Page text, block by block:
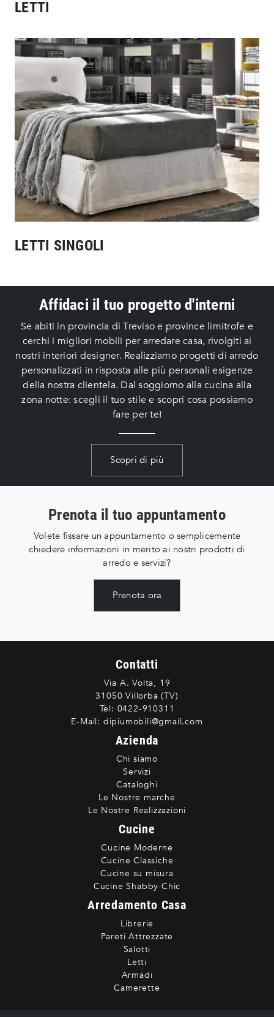
LETTI
LETTI SINGOLI
Affidaci il tuo progetto d'interni
Se abiti in provincia di Treviso e province limitrofe e
cerchi i migliori mobili per arredare casa, rivolgiti ai
nostri interiori designer. Realizziamo progetti di arredo
personalizzati in risposta alle più personali esigenze
della nostra clientela. Dal soggiorno alla cucina alla
zona notte: scegli il tuo stile e scopri cosa possiamo
fare per te!
Scopri di più
Prenota il tuo appuntamento
Volete fissare un appuntamento o semplicemente
chiedere informazioni in merito ai nostri prodotti di
arredo e servizi?
Prenota ora
Contatti
Via A. Volta, 19
31050 Villorba (TV)
Tel: 0422-910311
E-Mail: dipiumobili@gmail.com
Azienda
Chi siamo
Servizi
Cataloghi
Le Nostre marche
Le Nostre Realizzazioni
Cucine
Cucine Moderne
Cucine Classiche
Cucine su misura
Cucine Shabby Chic
Arredamento Casa
Librerie
Pareti Attrezzate
Salotti
Letti
Armadi
Camerette